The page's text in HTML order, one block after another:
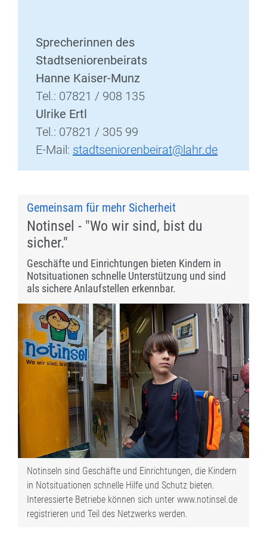
Sprecherinnen des
Stadtseniorenbeirats
Hanne Kaiser-Munz
Tel.: 07821 / 908 135
Ulrike Ertl
Tel.: 07821 / 305 99
E-Mail: stadtseniorenbeirat@lahr.de
Gemeinsam für mehr Sicherheit
Notinsel - "Wo wir sind, bist du
sicher."
Geschäfte und Einrichtungen bieten Kindern in
Notsituationen schnelle Unterstützung und sind
als sichere Anlaufstellen erkennbar.
Notinseln sind Geschäfte und Einrichtungen, die Kindern
in Notsituationen schnelle Hilfe und Schutz bieten.
Interessierte Betriebe können sich unter www.notinsel.de
registrieren und Teil des Netzwerks werden.